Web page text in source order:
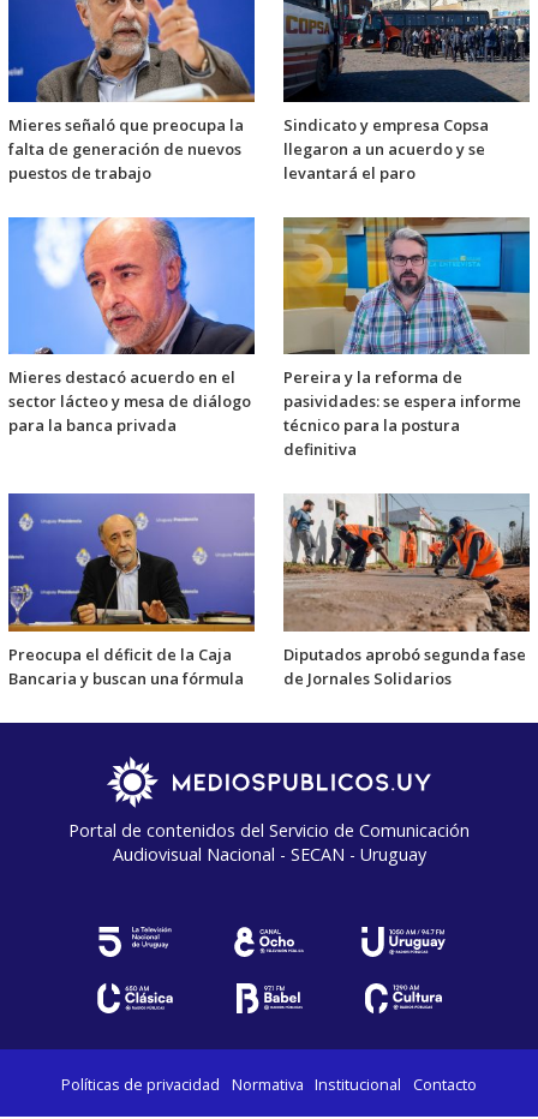
Mieres señaló que preocupa la
falta de generación de nuevos
puestos de trabajo
Sindicato y empresa Copsa
llegaron a un acuerdo y se
levantará el paro
Mieres destacó acuerdo en el
sector lácteo y mesa de diálogo
para la banca privada
Pereira y la reforma de
pasividades: se espera informe
técnico para la postura
definitiva
Preocupa el déficit de la Caja
Bancaria y buscan una fórmula
Diputados aprobó segunda fase
de Jornales Solidarios
Portal de contenidos del Servicio de Comunicación
Audiovisual Nacional - SECAN - Uruguay
Políticas de privacidad Normativa Institucional Contacto